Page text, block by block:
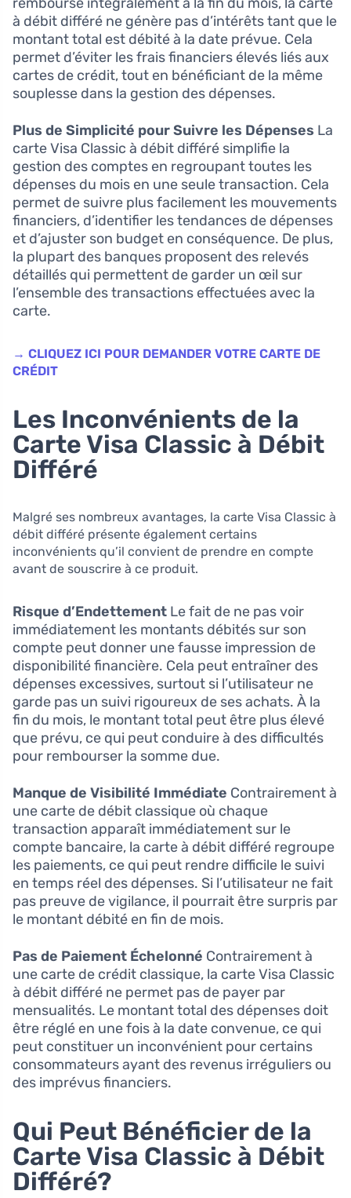
remboursé intégralement à la fin du mois, la carte
à débit différé ne génère pas d’intérêts tant que le
montant total est débité à la date prévue. Cela
permet d’éviter les frais financiers élevés liés aux
cartes de crédit, tout en bénéficiant de la même
souplesse dans la gestion des dépenses.
Plus de Simplicité pour Suivre les Dépenses La
carte Visa Classic à débit différé simplifie la
gestion des comptes en regroupant toutes les
dépenses du mois en une seule transaction. Cela
permet de suivre plus facilement les mouvements
financiers, d’identifier les tendances de dépenses
et d’ajuster son budget en conséquence. De plus,
la plupart des banques proposent des relevés
détaillés qui permettent de garder un œil sur
l’ensemble des transactions effectuées avec la
carte.
→ CLIQUEZ ICI POUR DEMANDER VOTRE CARTE DE
CRÉDIT
Les Inconvénients de la
Carte Visa Classic à Débit
Différé
Malgré ses nombreux avantages, la carte Visa Classic à
débit différé présente également certains
inconvénients qu’il convient de prendre en compte
avant de souscrire à ce produit.
Risque d’Endettement Le fait de ne pas voir
immédiatement les montants débités sur son
compte peut donner une fausse impression de
disponibilité financière. Cela peut entraîner des
dépenses excessives, surtout si l’utilisateur ne
garde pas un suivi rigoureux de ses achats. À la
fin du mois, le montant total peut être plus élevé
que prévu, ce qui peut conduire à des difficultés
pour rembourser la somme due.
Manque de Visibilité Immédiate Contrairement à
une carte de débit classique où chaque
transaction apparaît immédiatement sur le
compte bancaire, la carte à débit différé regroupe
les paiements, ce qui peut rendre difficile le suivi
en temps réel des dépenses. Si l’utilisateur ne fait
pas preuve de vigilance, il pourrait être surpris par
le montant débité en fin de mois.
Pas de Paiement Échelonné Contrairement à
une carte de crédit classique, la carte Visa Classic
à débit différé ne permet pas de payer par
mensualités. Le montant total des dépenses doit
être réglé en une fois à la date convenue, ce qui
peut constituer un inconvénient pour certains
consommateurs ayant des revenus irréguliers ou
des imprévus financiers.
Qui Peut Bénéficier de la
Carte Visa Classic à Débit
Différé?